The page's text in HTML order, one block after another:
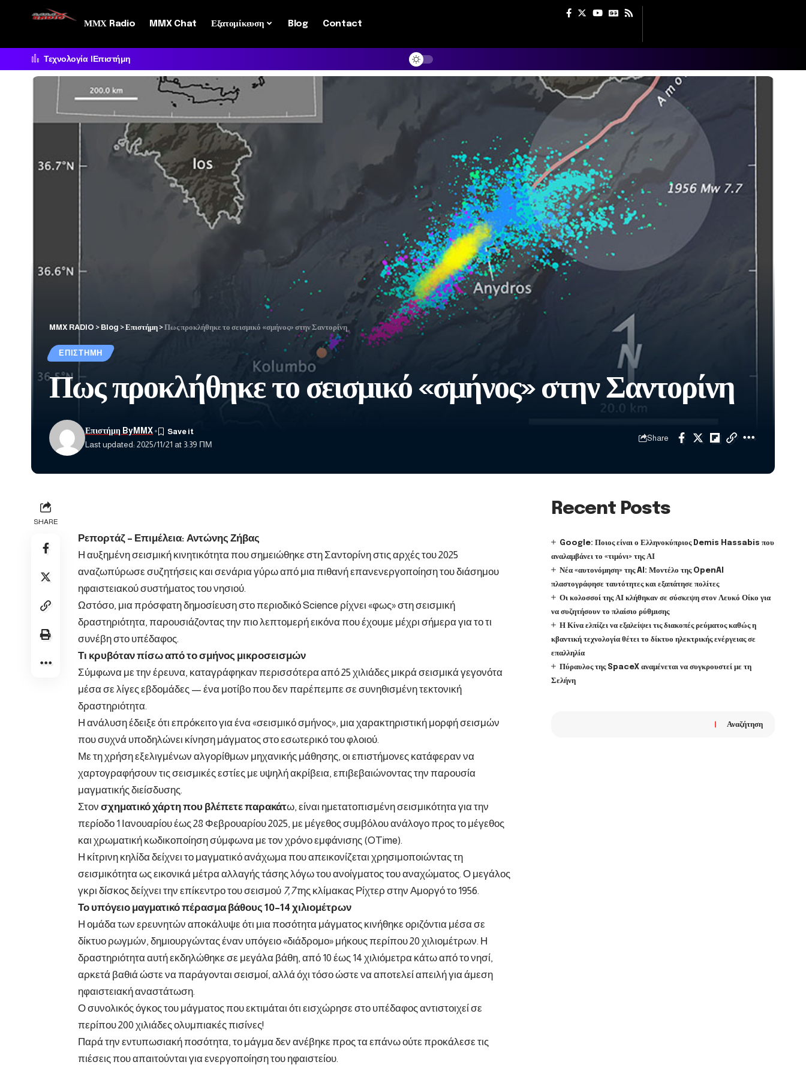
ΜΜΧ Radio MMX Chat Εξατομίκευση Blog Contact
Τεχνολογία Επιστήμη
MMX RADIO > Blog >Επιστήμη >Πως προκλήθηκε το σεισμικό «σμήνος» στην Σαντορίνη
ΕΠΙΣΤΉΜΗ
Πως προκλήθηκε το σεισμικό «σμήνος» στην Σαντορίνη
Last updated: 2025/11/21 at 3:39 ΠΜ
Επιστήμη ByMMX
Share
SHARE
Ρεπορτάζ – Επιμέλεια: Αντώνης Ζήβας
Η αυξημένησεισμική κινητικότητα που σημειώθηκε στη Σαντορίνηστις αρχές του 2025
αναζωπύρωσε συζητήσεις και σενάρια γύρω από μια πιθανή επανενεργοποίηση του διάσημου
ηφαιστειακού συστήματος του νησιού.
Ωστόσο, μιαπρόσφατη δημοσίευση στο περιοδικό Science ρίχνει «φως» στη σεισμική
δραστηριότητα, παρουσιάζοντας την πιο λεπτομερή εικόνα που έχουμε μέχρι σήμερα για το τι
συνέβη στο υπέδαφος.
Τι κρυβόταν πίσω από το σμήνος μικροσεισμών
Σύμφωνα με την έρευνα, καταγράφηκαν περισσότερα από 25 χιλιάδες μικρά σεισμικά γεγονότα
μέσα σε λίγες εβδομάδες — ένα μοτίβο που δεν παρέπεμπε σε συνηθισμένη τεκτονική
δραστηριότητα.
Η ανάλυση έδειξε ότι επρόκειτο για ένα «σεισμικό σμήνος», μια χαρακτηριστική μορφή σεισμών
που συχνά υποδηλώνει κίνηση μάγματος στο εσωτερικό του φλοιού.
Με τη χρήση εξελιγμένων αλγορίθμων μηχανικής μάθησης, οι επιστήμονες κατάφεραν να
χαρτογραφήσουν τις σεισμικές εστίες με υψηλή ακρίβεια, επιβεβαιώνοντας την παρουσία
μαγματικής διείσδυσης.
Στον σχηματικό χάρτη που βλέπετε παρακάτω, είναι ημετατοπισμένη σεισμικότητα για την
περίοδο 1 Ιανουαρίου έως 28 Φεβρουαρίου 2025, με μέγεθος συμβόλου ανάλογο προς το μέγεθος
και χρωματική κωδικοποίηση σύμφωνα με τον χρόνο εμφάνισης (OTime).
Η κίτρινη κηλίδα δείχνει το μαγματικό ανάχωμα που απεικονίζεται χρησιμοποιώντας τη
σεισμικότητα ως εικονικά μέτρα αλλαγής τάσης λόγω του ανοίγματος του αναχώματος. Ο μεγάλος
γκρι δίσκος δείχνει την επίκεντρο του σεισμού 7,7 της κλίμακας Ρίχτερ στην Αμοργό το 1956.
Το υπόγειο μαγματικό πέρασμα βάθους 10–14 χιλιομέτρων
Η ομάδα των ερευνητών αποκάλυψε ότι μια ποσότητα μάγματος κινήθηκε οριζόντια μέσα σε
δίκτυο ρωγμών, δημιουργώντας έναν υπόγειο «διάδρομο» μήκους περίπου 20 χιλιομέτρων. Η
δραστηριότητα αυτή εκδηλώθηκε σε μεγάλα βάθη, από 10 έως 14 χιλιόμετρα κάτω από το νησί,
αρκετά βαθιά ώστε να παράγονται σεισμοί, αλλά όχι τόσο ώστε να αποτελεί απειλή για άμεση
ηφαιστειακή αναστάτωση.
Ο συνολικός όγκος του μάγματος που εκτιμάται ότι εισχώρησε στο υπέδαφος αντιστοιχεί σε
περίπου 200 χιλιάδες ολυμπιακές πισίνες!
Παρά την εντυπωσιακή ποσότητα, το μάγμα δεν ανέβηκε προς τα επάνω ούτε προκάλεσε τις
πιέσεις που απαιτούνται για ενεργοποίηση του ηφαιστείου.
Recent Posts
Google: Ποιος είναι ο Ελληνοκύπριος Demis Hassabis που
αναλαμβάνει το «τιμόνι» της ΑΙ
Νέα «αυτονόμηση» της AI: Μοντέλο της OpenAI
πλαστογράφησε ταυτότητες και εξαπάτησε πολίτες
Οι κολοσσοί της ΑΙ κλήθηκαν σε σύσκεψη στον Λευκό Οίκο για
να συζητήσουν το πλαίσιο ρύθμισης
Η Κίνα ελπίζει να εξαλείψει τις διακοπές ρεύματος καθώς η
κβαντική τεχνολογία θέτει το δίκτυο ηλεκτρικής ενέργειας σε
επαλληλία
Πύραυλος της SpaceX αναμένεται να συγκρουστεί με τη
Σελήνη
Αναζήτηση